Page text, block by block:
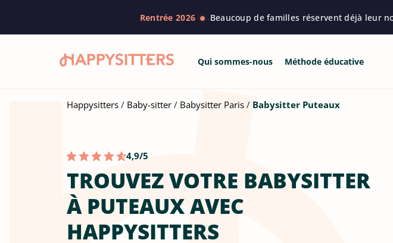
Rentrée 2026 Beaucoup de familles réservent déjà leur
Qui sommes-nous Méthode éducative
Happysitters Baby-sitter Babysitter Paris Babysitter Puteaux
4,9/5
TROUVEZ VOTRE BABYSITTER
À PUTEAUX AVEC
HAPPYSITTERS